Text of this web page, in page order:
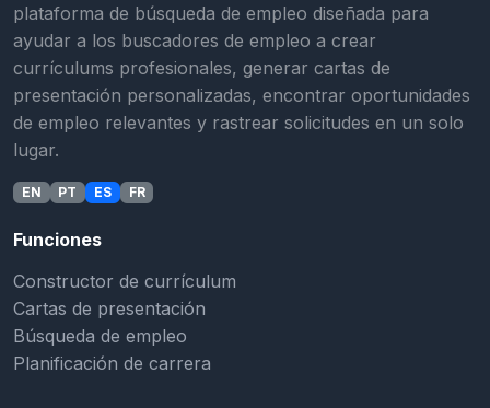
plataforma de búsqueda de empleo diseñada para
ayudar a los buscadores de empleo a crear
currículums profesionales, generar cartas de
presentación personalizadas, encontrar oportunidades
de empleo relevantes y rastrear solicitudes en un solo
lugar.
EN PT ES FR
Funciones
Constructor de currículum
Cartas de presentación
Búsqueda de empleo
Planificación de carrera